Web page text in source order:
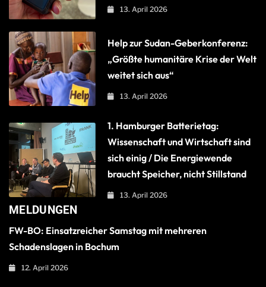
13. April 2026
Help zur Sudan-Geberkonferenz:
„Größte humanitäre Krise der Welt
weitet sich aus“
13. April 2026
1. Hamburger Batterietag:
Wissenschaft und Wirtschaft sind
sich einig / Die Energiewende
braucht Speicher, nicht Stillstand
13. April 2026
MELDUNGEN
FW-BO: Einsatzreicher Samstag mit mehreren
Schadenslagen in Bochum
12. April 2026